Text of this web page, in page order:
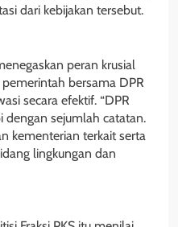
dari kebijakan tersebut.
peran krusial
bersama DPR
secara efektif. “DPR
dengan sejumlah catatan.
kementerian terkait serta
lingkungan dan